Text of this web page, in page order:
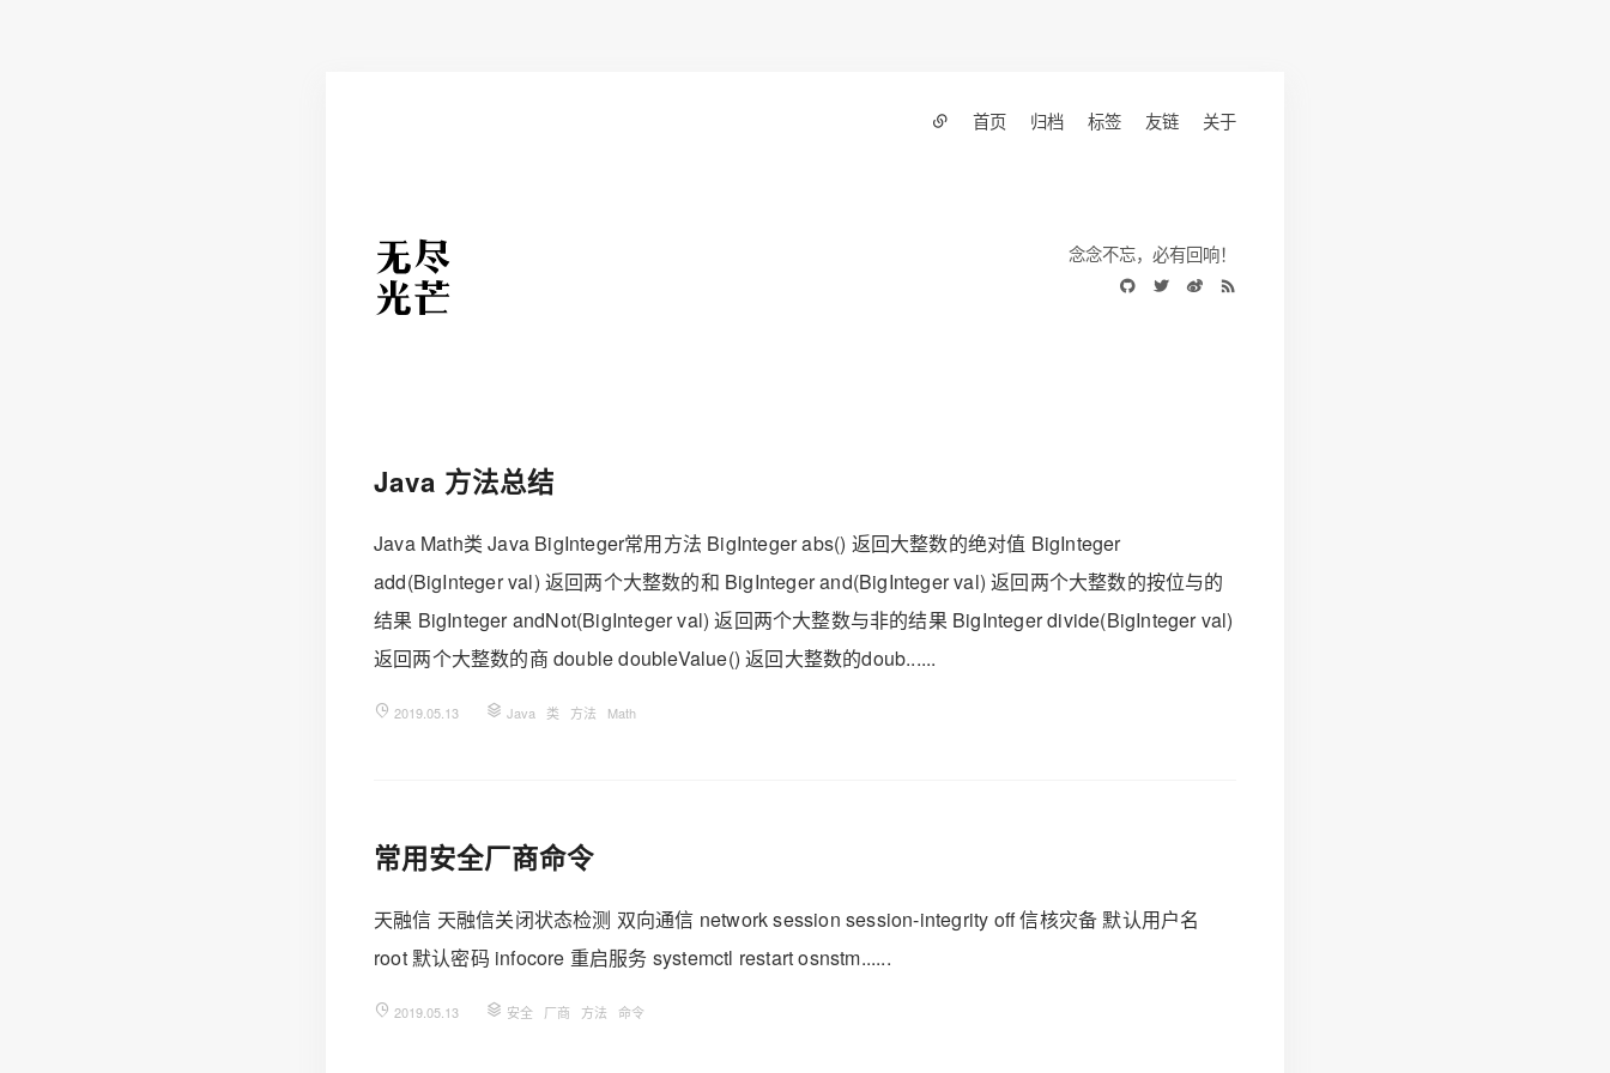
首页 归档 标签 友链 关于
念念不忘，必有回响！
Java 方法总结
Java Math类 Java BigInteger常用方法 BigInteger abs() 返回大整数的绝对值 BigInteger
add(BigInteger val) 返回两个大整数的和 BigInteger and(BigInteger val) 返回两个大整数的按位与的
结果 BigInteger andNot(BigInteger val) 返回两个大整数与非的结果 BigInteger divide(BigInteger val)
返回两个大整数的商 double doubleValue() 返回大整数的doub......
2019.05.13 Java 类 方法 Math
常用安全厂商命令
天融信 天融信关闭状态检测 双向通信 network session session-integrity off 信核灾备 默认用户名
root 默认密码 infocore 重启服务 systemctl restart osnstm......
2019.05.13 安全 厂商 方法 命令